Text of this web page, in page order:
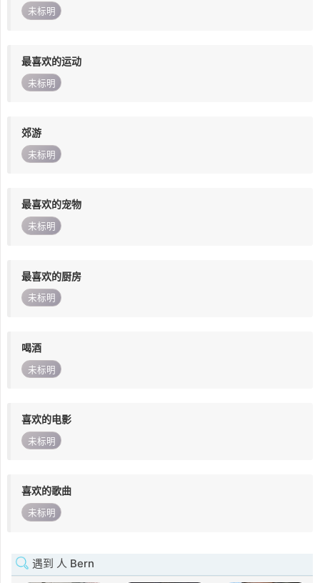
未标明
最喜欢的运动
未标明
郊游
未标明
最喜欢的宠物
未标明
最喜欢的厨房
未标明
喝酒
未标明
喜欢的电影
未标明
喜欢的歌曲
未标明
遇到 人 Bern